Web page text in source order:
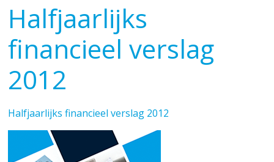
Halfjaarlijks
financieel verslag
2012
Halfjaarlijks financieel verslag 2012